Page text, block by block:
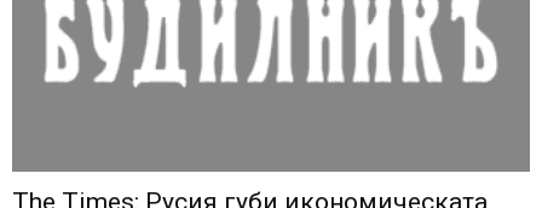
The Times: Русия губи икономическата